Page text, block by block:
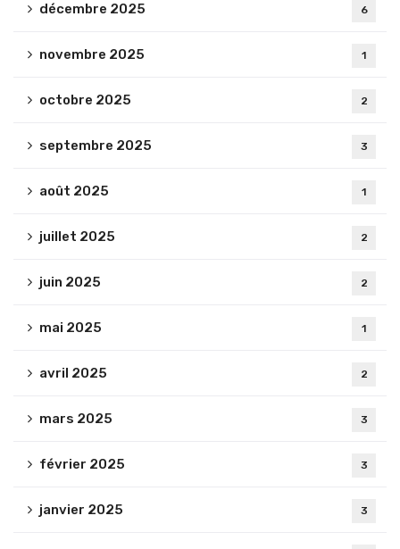
décembre 2025 6
novembre 2025 1
octobre 2025 2
septembre 2025 3
août 2025 1
juillet 2025 2
juin 2025 2
mai 2025 1
avril 2025 2
mars 2025 3
février 2025 3
janvier 2025 3